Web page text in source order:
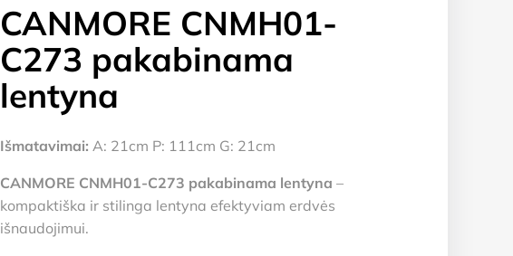
CANMORE CNMH01-
C273 pakabinama
lentyna
Išmatavimai: A: 21cm P: 111cm G: 21cm
CANMORE CNMH01-C273 pakabinama lentyna –
kompaktiška ir stilinga lentyna efektyviam erdvės
išnaudojimui.